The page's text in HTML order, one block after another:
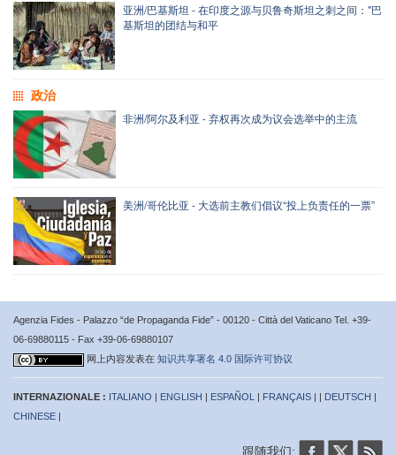
亚洲/巴基斯坦 - 在印度之源与贝鲁奇斯坦之刺之间："巴
基斯坦的团结与和平
政治
非洲/阿尔及利亚 - 弃权再次成为议会选举中的主流
美洲/哥伦比亚 - 大选前主教们倡议“投上负责任的一票”
Agenzia Fides - Palazzo “de Propaganda Fide” - 00120 - Città del Vaticano Tel. +39-
06-69880115 - Fax +39-06-69880107
网上内容发表在 知识共享署名 4.0 国际许可协议
INTERNAZIONALE : ITALIANO | ENGLISH | ESPAÑOL | FRANÇAIS | | DEUTSCH |
CHINESE |
跟随我们: